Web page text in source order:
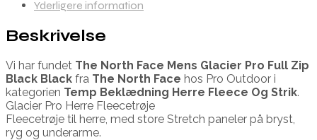
Yderligere information
Beskrivelse
Vi har fundet The North Face Mens Glacier Pro Full Zip
Black Black fra The North Face hos Pro Outdoor i
kategorien Temp Beklædning Herre Fleece Og Strik.
Glacier Pro Herre Fleecetrøje
Fleecetrøje til herre, med store Stretch paneler på bryst,
ryg og underarme.